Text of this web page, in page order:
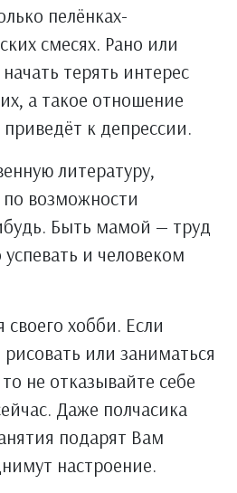
пелёнках-
смесях. Рано или
терять интерес
а такое отношение
к депрессии.
литературу,
возможности
Быть мамой — труд
и человеком
хобби. Если
или заниматься
не отказывайте себе
Даже полчасика
подарят Вам
настроение.